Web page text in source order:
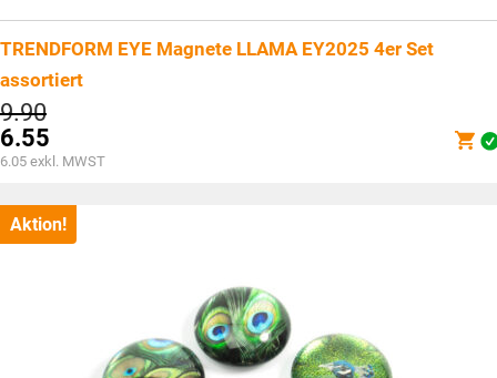
TRENDFORM EYE Magnete LLAMA EY2025 4er Set
assortiert
9.90Ursprünglicher
Preis
war:
CHF9.90
6.55
Aktueller
ist:
CHF6.55.
6.05 exkl. MWST
Aktion!